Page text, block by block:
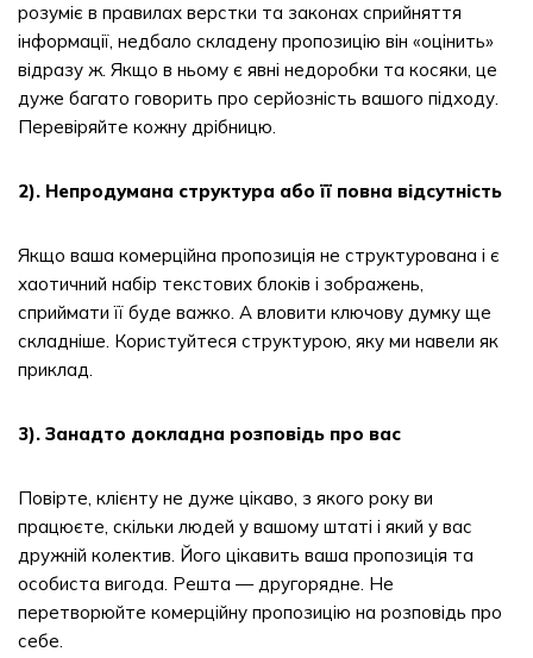
розуміє в правилах верстки та законах сприйняття
інформації, недбало складену пропозицію він «оцінить»
відразу ж. Якщо в ньому є явні недоробки та косяки, це
дуже багато говорить про серйозність вашого підходу.
Перевіряйте кожну дрібницю.
2). Непродумана структура або її повна відсутність
Якщо ваша комерційна пропозиція не структурована і є
хаотичний набір текстових блоків і зображень,
сприймати її буде важко. А вловити ключову думку ще
складніше. Користуйтеся структурою, яку ми навели як
приклад.
3). Занадто докладна розповідь про вас
Повірте, клієнту не дуже цікаво, з якого року ви
працюєте, скільки людей у вашому штаті і який у вас
дружній колектив. Його цікавить ваша пропозиція та
особиста вигода. Решта — другорядне. Не
перетворюйте комерційну пропозицію на розповідь про
себе.